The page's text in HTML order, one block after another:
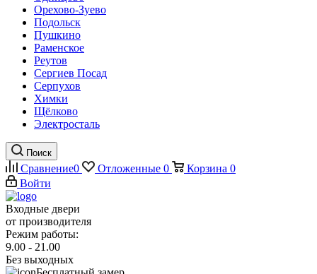
Орехово-Зуево
Подольск
Пушкино
Раменское
Реутов
Сергиев Посад
Серпухов
Химки
Щёлково
Электросталь
Поиск
Сравнение0 Отложенные 0 Корзина 0
Войти
Входные двери
от производителя
Режим работы:
9.00 - 21.00
Без выходных